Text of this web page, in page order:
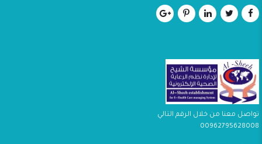
تواصل معنا من خلال الرقم التالي
00962795628008